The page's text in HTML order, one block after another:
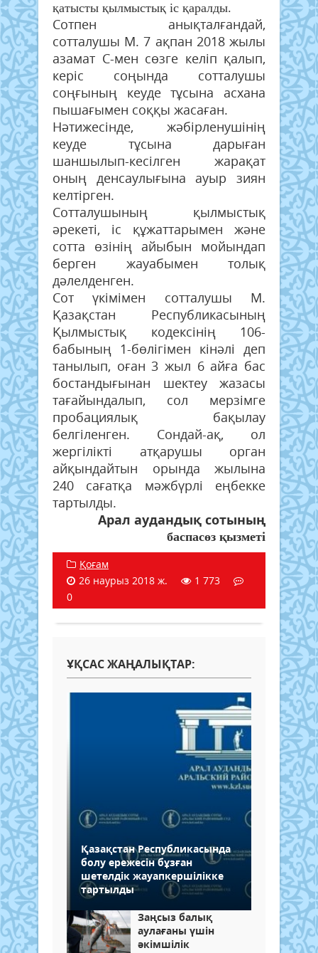
қатысты қылмыстық іс қаралды.
Сотпен анықталғандай,
сотталушы М. 7 ақпан 2018 жылы
азамат С-мен сөзге келіп қалып,
керіс соңында сотталушы
соңғының кеуде тұсына асхана
пышағымен соққы жасаған.
Нәтижесінде, жәбірленушінің
кеуде тұсына дарыған
шаншылып-кесілген жарақат
оның денсаулығына ауыр зиян
келтірген.
Сотталушының қылмыстық
әрекеті, іс құжаттарымен және
сотта өзінің айыбын мойындап
берген жауабымен толық
дәлелденген.
Сот үкімімен сотталушы М.
Қазақстан Республикасының
Қылмыстық кодексінің 106-
бабының 1-бөлігімен кінәлі деп
танылып, оған 3 жыл 6 айға бас
бостандығынан шектеу жазасы
тағайындалып, сол мерзімге
пробациялық бақылау
белгіленген. Сондай-ақ, ол
жергілікті атқарушы орган
айқындайтын орында жылына
240 сағатқа мәжбүрлі еңбекке
тартылды.
Арал аудандық сотының
баспасөз қызметі
Қоғам
26 наурыз 2018 ж.
1 773
0
ҰҚСАС ЖАҢАЛЫҚТАР:
Қазақстан Республикасында
болу ережесін бұзған
шетелдік жауапкершілікке
тартылды
Заңсыз балық
аулағаны үшін
әкімшілік